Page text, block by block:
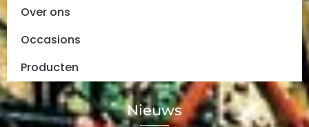
Over ons
Occasions
Producten
Nieuws